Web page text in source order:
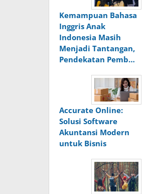
Kemampuan Bahasa
Inggris Anak
Indonesia Masih
Menjadi Tantangan,
Pendekatan Pemb…
Accurate Online:
Solusi Software
Akuntansi Modern
untuk Bisnis